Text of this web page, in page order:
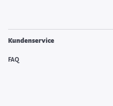
Kundenservice
FAQ